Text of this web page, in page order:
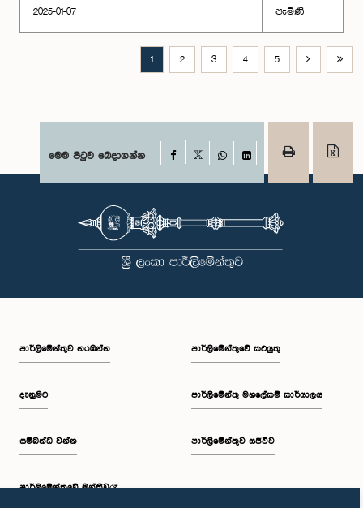
2025-01-07 පැමිණි
1 2 3 4 5
මෙම පිටුව බෙදාගන්න Facebook
WhatsAppLinkedIn
පාර්ලි‌මේන්තුව නරඹන්න
දැනුමට
සම්බන්ධ වන්න
පාර්ලි‌මේන්තුවේ මන්ත්‍රීවරු
පාර්ලිමේන්තුවේ කටයුතු
පාර්ලිමේන්තු මහලේකම් කාර්යාලය
පාර්ලිමේන්තුව සජීවීව